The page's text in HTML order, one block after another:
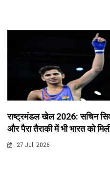
राष्ट्रमंडल खेल 2026: सचिन
और पैरा तैराकी में भी भारत को
27 Jul, 2026